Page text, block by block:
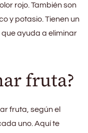
rojo. También son
y potasio. Tienen un
ayuda a eliminar
fruta?
fruta, según el
uno. Aquí te